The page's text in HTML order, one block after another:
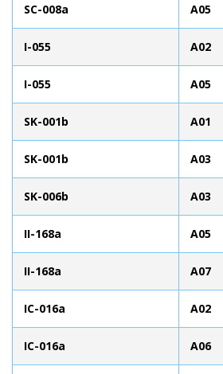
SC-008a A05
I-055 A02
I-055 A05
SK-001b A01
SK-001b A03
SK-006b A03
II-168a A05
II-168a A07
IC-016a A02
IC-016a A06